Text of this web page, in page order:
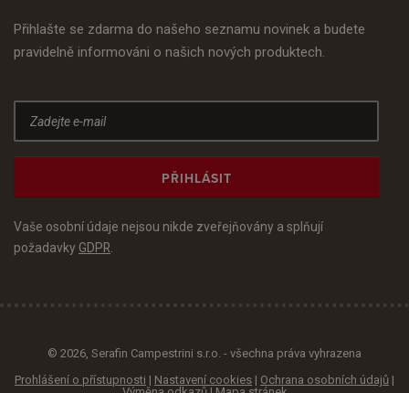
Přihlašte se zdarma do našeho seznamu novinek a budete
pravidelně informováni o našich nových produktech.
PŘIHLÁSIT
Vaše osobní údaje nejsou nikde zveřejňovány a splňují
požadavky GDPR
© 2026, Serafin Campestrini s.r.o. - všechna práva vyhrazena
Prohlášení o přístupnosti | Nastavení cookies | Ochrana osobních údajů |